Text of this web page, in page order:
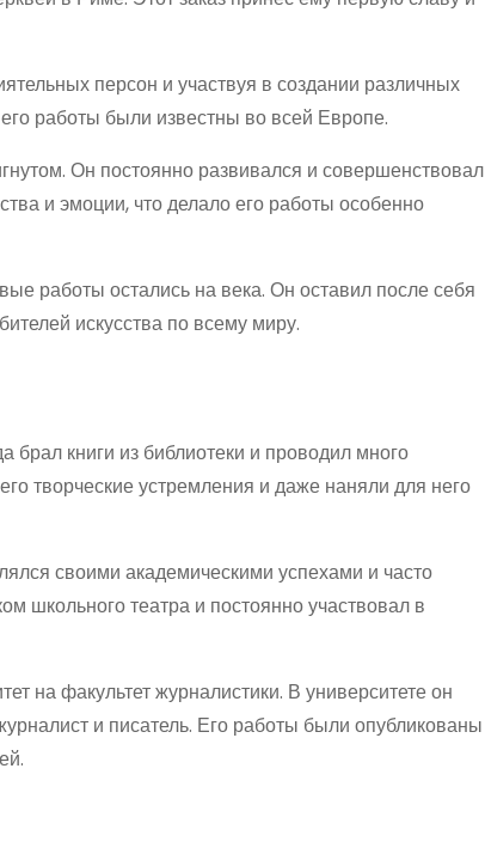
персон и участвуя в создании различных
работы были известны во всей Европе.
Он постоянно развивался и совершенствовал
и эмоции, что делало его работы особенно
работы остались на века. Он оставил после себя
искусства по всему миру.
брал книги из библиотеки и проводил много
творческие устремления и даже наняли для него
своими академическими успехами и часто
школьного театра и постоянно участвовал в
на факультет журналистики. В университете он
и писатель. Его работы были опубликованы